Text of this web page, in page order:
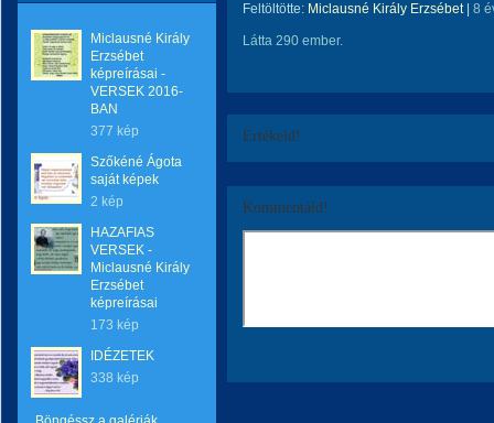
Miclausné Király
Erzsébet
képreírásai -
VERSEK 2016-
BAN
377 kép
Szőkéné Ágota
saját képek
2 kép
HAZAFIAS
VERSEK -
Miclausné Király
Erzsébet
képreírásai
173 kép
IDÉZETEK
338 kép
Feltöltötte: Miclausné Király Erzsébet| 8
Látta 290 ember.
Értékeld!
Kommentáld!